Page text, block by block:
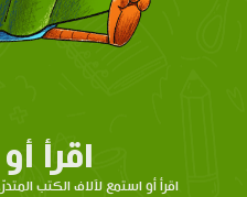
اقرأ
اقرأ أو استمع لآلاف الكتب